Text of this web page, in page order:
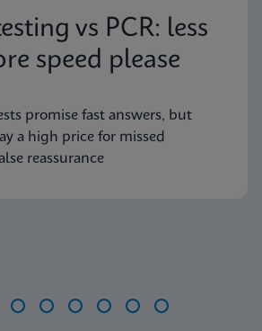
vs PCR: less
speed please
promise fast answers, but
a high price for missed
reassurance